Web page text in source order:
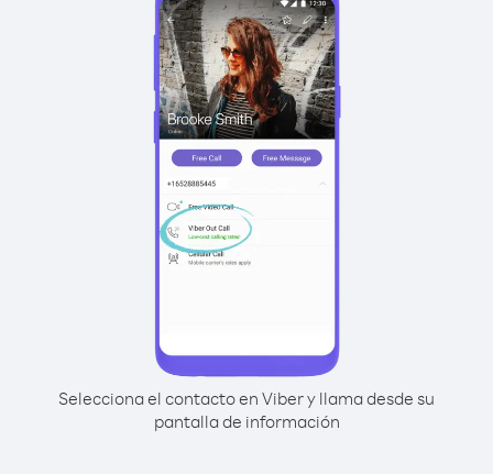
Selecciona el contacto en Viber y llama desde su
pantalla de información